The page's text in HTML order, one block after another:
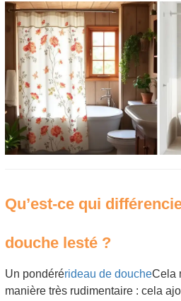
Qu’est-ce qui
douche lesté ?
Un pondérérideau de doucheCela
manière très rudimentaire : cela